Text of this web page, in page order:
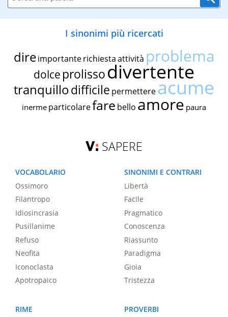
I sinonimi più ricercati
dire importante richiestaattività problema
dolce prolissodivertente
tranquillodifficile permettereacume
inerme particolarefare bello amore paura
SAPERE
VOCABOLARIO
Ossimoro
Filantropo
Idiosincrasia
Pusillanime
Refuso
Neofita
Iconoclasta
Apotropaico
SINONIMI E CONTRARI
Libertà
Facile
Pragmatico
Conoscenza
Riassunto
Paradigma
Gioia
Tristezza
RIME
PROVERBI